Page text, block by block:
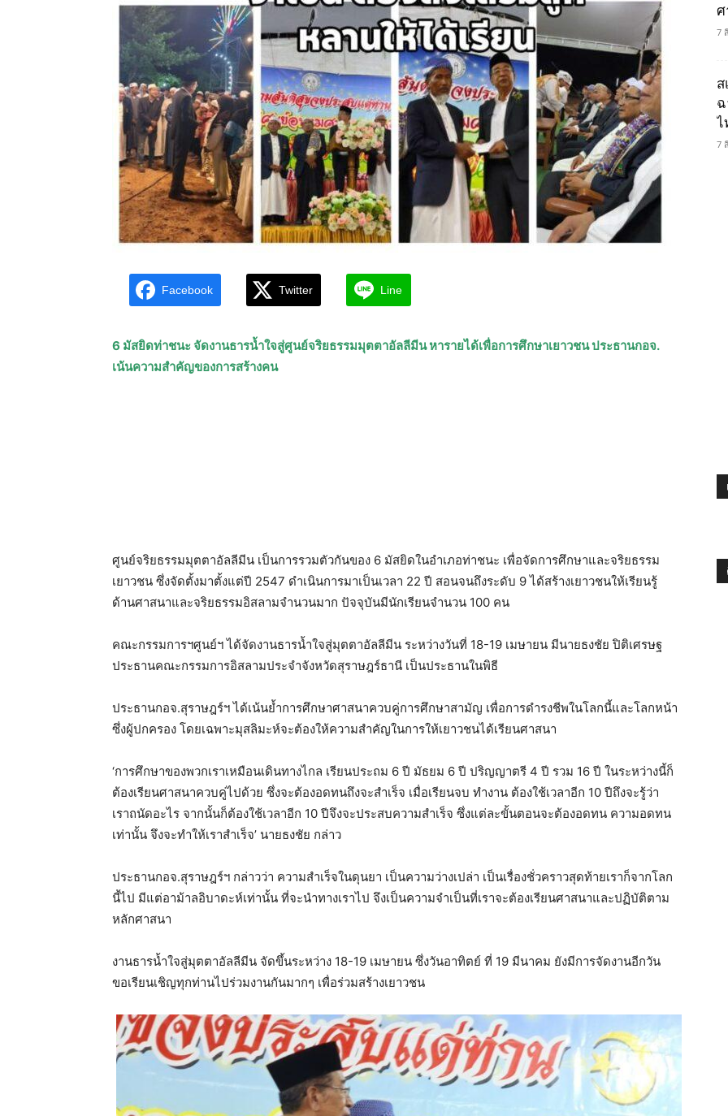
Facebook Twitter Line
6 มัสยิดท่าชนะ จัดงานธารน้ำใจสู่ศูนย์จริยธรรมมุตตาอัลลีมีน หารายได้เพื่อการศึกษาเยาวชน ประธานกอจ.
เน้นความสำคัญของการสร้างคน
ศูนย์จริยธรรมมุตตาอัลลีมีน เป็นการรวมตัวกันของ 6 มัสยิดในอำเภอท่าชนะ เพื่อจัดการศึกษาและจริยธรรม
เยาวชน ซึ่งจัดตั้งมาตั้งแต่ปี 2547 ดำเนินการมาเป็นเวลา 22 ปี สอนจนถึงระดับ 9 ได้สร้างเยาวชนให้เรียนรู้
ด้านศาสนาและจริยธรรมอิสลามจำนวนมาก ปัจจุบันมีนักเรียนจำนวน 100 คน
คณะกรรมการฯศูนย์ฯ ได้จัดงานธารน้ำใจสู่มุตตาอัลลีมีน ระหว่างวันที่ 18-19 เมษายน มีนายธงชัย ปิติเศรษฐ
ประธานคณะกรรมการอิสลามประจำจังหวัดสุราษฎร์ธานี เป็นประธานในพิธี
ประธานกอจ.สุราษฎร์ฯ ได้เน้นย้ำการศึกษาศาสนาควบคู่การศึกษาสามัญ เพื่อการดำรงชีพในโลกนี้และโลกหน้า
ซึ่งผู้ปกครอง โดยเฉพาะมุสลิมะห์จะต้องให้ความสำคัญในการให้เยาวชนได้เรียนศาสนา
‘การศึกษาของพวกเราเหมือนเดินทางไกล เรียนประถม 6 ปี มัธยม 6 ปี ปริญญาตรี 4 ปี รวม 16 ปี ในระหว่างนี้ก็
ต้องเรียนศาสนาควบคู่ไปด้วย ซึ่งจะต้องอดทนถึงจะสำเร็จ เมื่อเรียนจบ ทำงาน ต้องใช้เวลาอีก 10 ปีถึงจะรู้ว่า
เราถนัดอะไร จากนั้นก็ต้องใช้เวลาอีก 10 ปีจึงจะประสบความสำเร็จ ซึ่งแต่ละขั้นตอนจะต้องอดทน ความอดทน
เท่านั้น จึงจะทำให้เราสำเร็จ’ นายธงชัย กล่าว
ประธานกอจ.สุราษฎร์ฯ กล่าวว่า ความสำเร็จในดุนยา เป็นความว่างเปล่า เป็นเรื่องชั่วคราวสุดท้ายเราก็จากโลก
นี้ไป มีแต่อาม้าลอิบาดะห์เท่านั้น ที่จะนำทางเราไป จึงเป็นความจำเป็นที่เราจะต้องเรียนศาสนาและปฏิบัติตาม
หลักศาสนา
งานธารน้ำใจสู่มุตตาอัลลีมีน จัดขึ้นระหว่าง 18-19 เมษายน ซึ่งวันอาทิตย์ ที่ 19 มีนาคม ยังมีการจัดงานอีกวัน
ขอเรียนเชิญทุกท่านไปร่วมงานกันมากๆ เพื่อร่วมสร้างเยาวชน
ศ
7
ส
ไ
7